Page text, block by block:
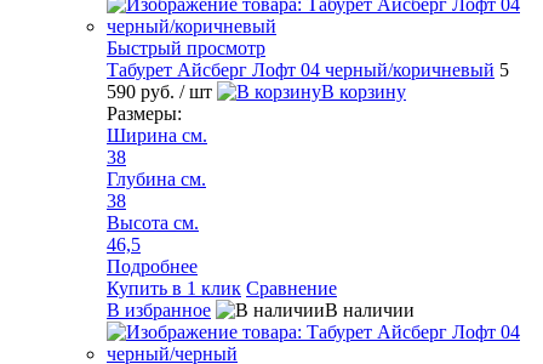
Быстрый просмотр
Табурет Айсберг Лофт 04 черный/коричневый 5
590 руб. / шт
В корзину
Размеры:
Ширина см.
38
Глубина см.
38
Высота см.
46,5
Подробнее
Купить в 1 клик Сравнение
В избранное
В наличии